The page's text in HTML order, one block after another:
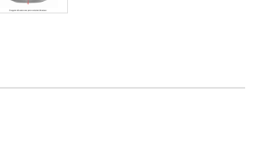
Home